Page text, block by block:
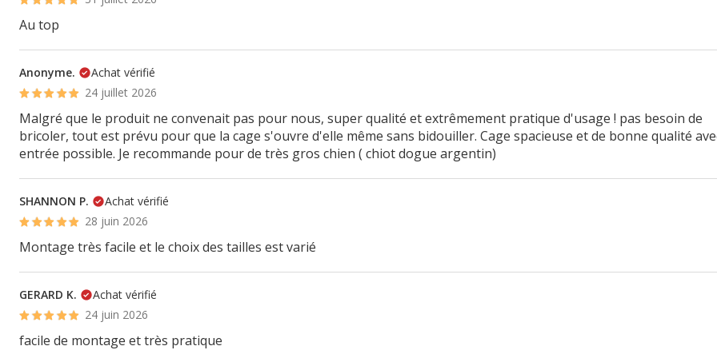
Au top
Anonyme.
Achat vérifié
24 juillet 2026
Malgré que le produit ne convenait pas pour nous, super qualité et extrêmement pratique d'usage ! pas besoin de
bricoler, tout est prévu pour que la cage s'ouvre d'elle même sans bidouiller. Cage spacieuse et de bonne qualité
entrée possible. Je recommande pour de très gros chien ( chiot dogue argentin)
SHANNON P.
Achat vérifié
28 juin 2026
Montage très facile et le choix des tailles est varié
GERARD K.
Achat vérifié
24 juin 2026
facile de montage et très pratique